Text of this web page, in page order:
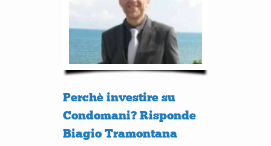
Perchè investire su
Condomani? Risponde
Biagio Tramontana